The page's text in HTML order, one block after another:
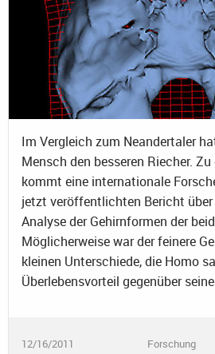
Im Vergleich zum Neandertaler
Mensch den besseren Riecher.
kommt eine internationale
jetzt veröffentlichten Bericht über
Analyse der Gehirnformen der
Möglicherweise war der feinere
kleinen Unterschiede, die Homo
Überlebensvorteil gegenüber
12/16/2011 Forschung